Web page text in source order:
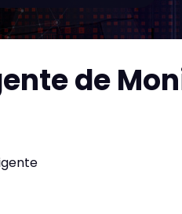
de